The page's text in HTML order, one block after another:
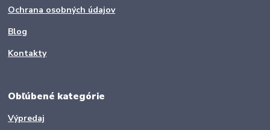
Ochrana osobných údajov
Blog
Kontakty
Obľúbené kategórie
Výpredaj